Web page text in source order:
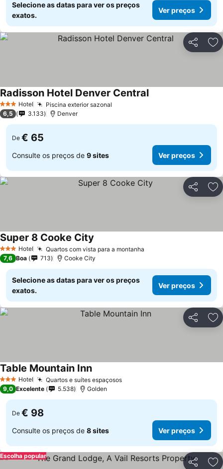
Selecione as datas para ver os preços
exatos.
Ver preços
Partilhar
3 EstrelasHotel Piscina exterior sazonal
Radisson Hotel Denver CentralVer preços
6,5 3.133 Denver
De € 65
Consulte os preços de 9 sites Ver preços
Partilhar
3 EstrelasHotel Quartos com vista para a montanha
Super 8 Cooke City
7,6 Boa 713 Cooke City
Selecione as datas para ver os preços
exatos.
Ver preços
Partilhar
3 EstrelasHotel Quartos e suítes espaçososVer preços
Table Mountain InnVer preços
9,0 Excelente 5.538 Golden
De € 98
Consulte os preços de 8 sites Ver preços
Partilhar
Escolha popular